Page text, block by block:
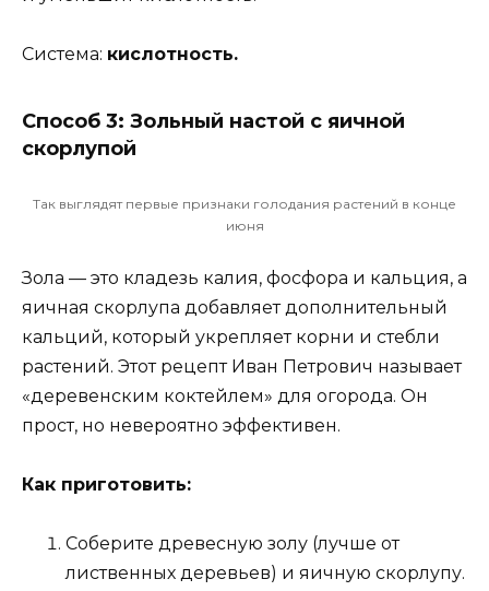
Система: кислотность.
Способ 3: Зольный настой с яичной
скорлупой
Так выглядят первые признаки голодания растений в конце
июня
Зола — это кладезь калия, фосфора и кальция, а
яичная скорлупа добавляет дополнительный
кальций, который укрепляет корни и стебли
растений. Этот рецепт Иван Петрович называет
«деревенским коктейлем» для огорода. Он
прост, но невероятно эффективен.
Как приготовить:
Соберите древесную золу (лучше от
лиственных деревьев) и яичную скорлупу.